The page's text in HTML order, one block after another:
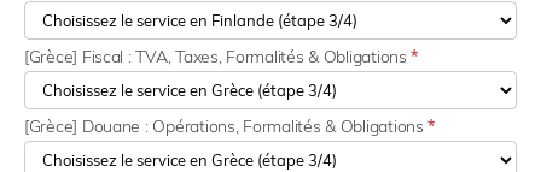
[Grèce] Fiscal : TVA, Taxes, Formalités & Obligations*
[Grèce] Douane : Opérations, Formalités & Obligations*